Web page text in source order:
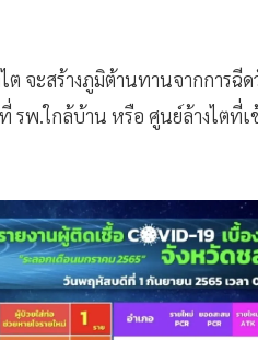
ต จะสร้างภูมิต้านทานจากการฉี
พ.ใกล้บ้าน หรือ ศูนย์ล้างไตที่เข้